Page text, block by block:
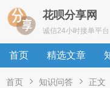
花呗分享网
诚信24小时接单平台
首页 精选文章
首页  知识问答  正文